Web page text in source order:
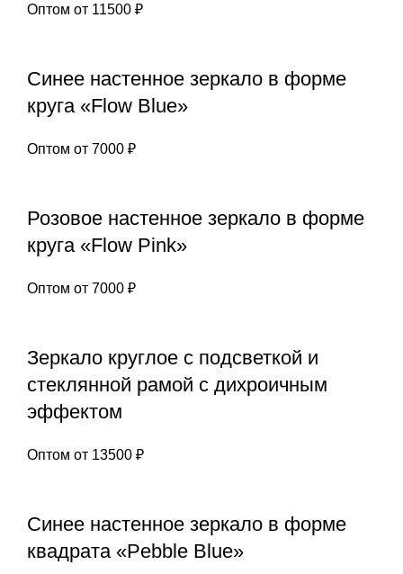
Оптом от 11500 ₽
Синее настенное зеркало в форме
круга «Flow Blue»
Оптом от 7000 ₽
Розовое настенное зеркало в форме
круга «Flow Pink»
Оптом от 7000 ₽
Зеркало круглое с подсветкой и
стеклянной рамой с дихроичным
эффектом
Оптом от 13500 ₽
Синее настенное зеркало в форме
квадрата «Pebble Blue»